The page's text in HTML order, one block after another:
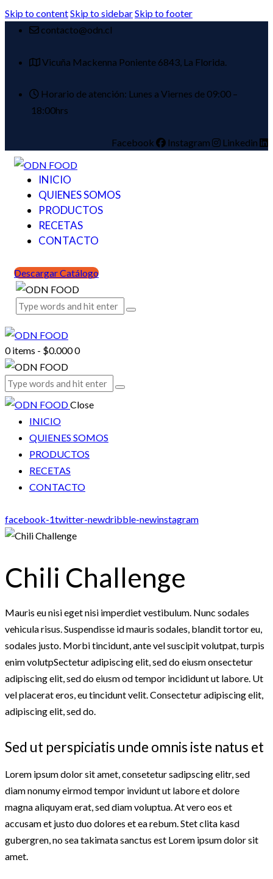
Skip to contentSkip to sidebarSkip to footer
contacto@odn.cl
Vicuña Mackenna Poniente 6843, La Florida.
Horario de atención: Lunes a Viernes de 09:00 –
18:00hrs
Facebook Instagram Linkedin
INICIO
QUIENES SOMOS
PRODUCTOS
RECETAS
CONTACTO
Descargar Catálogo
0 items - $0.0000
Close
INICIO
QUIENES SOMOS
PRODUCTOS
RECETAS
CONTACTO
facebook-1twitter-newdribble-newinstagram
Chili Challenge
Mauris eu nisi eget nisi imperdiet vestibulum. Nunc sodales
vehicula risus. Suspendisse id mauris sodales, blandit tortor eu,
sodales justo. Morbi tincidunt, ante vel suscipit volutpat, turpis
enim volutpSectetur adipiscing elit, sed do eiusm onsectetur
adipiscing elit, sed do eiusm od tempor incididunt ut labore. Ut
vel placerat eros, eu tincidunt velit. Consectetur adipiscing elit,
adipiscing elit, sed do.
Sed ut perspiciatis unde omnis iste natus et
Lorem ipsum dolor sit amet, consetetur sadipscing elitr, sed
diam nonumy eirmod tempor invidunt ut labore et dolore
magna aliquyam erat, sed diam voluptua. At vero eos et
accusam et justo duo dolores et ea rebum. Stet clita kasd
gubergren, no sea takimata sanctus est Lorem ipsum dolor sit
amet.